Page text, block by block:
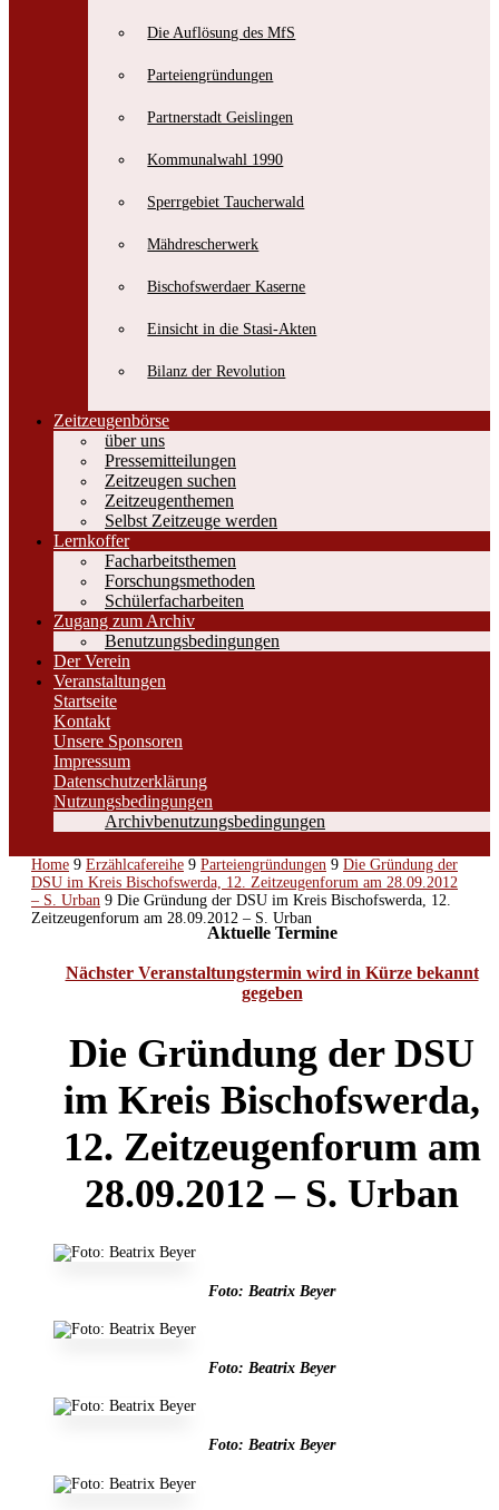
Die Auflösung des MfS
Parteiengründungen
Partnerstadt Geislingen
Kommunalwahl 1990
Sperrgebiet Taucherwald
Mähdrescherwerk
Bischofswerdaer Kaserne
Einsicht in die Stasi-Akten
Bilanz der Revolution
Zeitzeugenbörse
über uns
Pressemitteilungen
Zeitzeugen suchen
Zeitzeugenthemen
Selbst Zeitzeuge werden
Lernkoffer
Facharbeitsthemen
Forschungsmethoden
Schülerfacharbeiten
Zugang zum Archiv
Benutzungsbedingungen
Der Verein
Veranstaltungen
Startseite
Kontakt
Unsere Sponsoren
Impressum
Datenschutzerklärung
Nutzungsbedingungen
Archivbenutzungsbedingungen
Home 9 Erzählcafereihe 9 Parteiengründungen 9 Die Gründung der
DSU im Kreis Bischofswerda, 12. Zeitzeugenforum am 28.09.2012
– S. Urban 9 Die Gründung der DSU im Kreis Bischofswerda, 12.
Zeitzeugenforum am 28.09.2012 – S. Urban
Aktuelle Termine
Nächster Veranstaltungstermin wird in Kürze bekannt
gegeben
Die Gründung der DSU
im Kreis Bischofswerda,
12. Zeitzeugenforum am
28.09.2012 – S. Urban
Foto: Beatrix Beyer
Foto: Beatrix Beyer
Foto: Beatrix Beyer